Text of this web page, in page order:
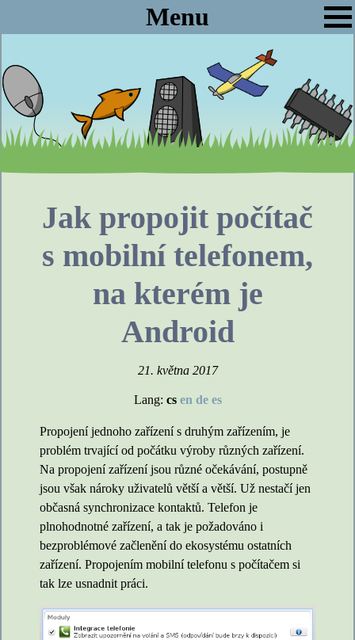
Menu
Jak propojit počítač
s mobilní telefonem,
na kterém je
Android
21. května 2017
Lang: cs en de es
Propojení jednoho zařízení s druhým zařízením, je
problém trvající od počátku výroby různých zařízení.
Na propojení zařízení jsou různé očekávání, postupně
jsou však nároky uživatelů větší a větší. Už nestačí jen
občasná synchronizace kontaktů. Telefon je
plnohodnotné zařízení, a tak je požadováno i
bezproblémové začlenění do ekosystému ostatních
zařízení. Propojením mobilní telefonu s počítačem si
tak lze usnadnit práci.